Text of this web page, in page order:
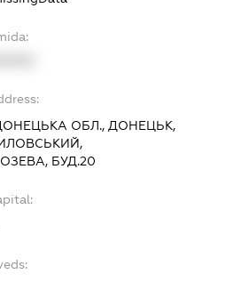
ОБЛ., ДОНЕЦЬК,
БУД.20